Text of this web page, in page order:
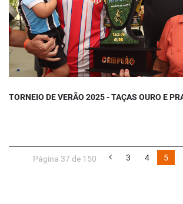
TORNEIO DE VERÃO 2025 - TAÇAS OURO E
Página 37 de 150 3 4 5